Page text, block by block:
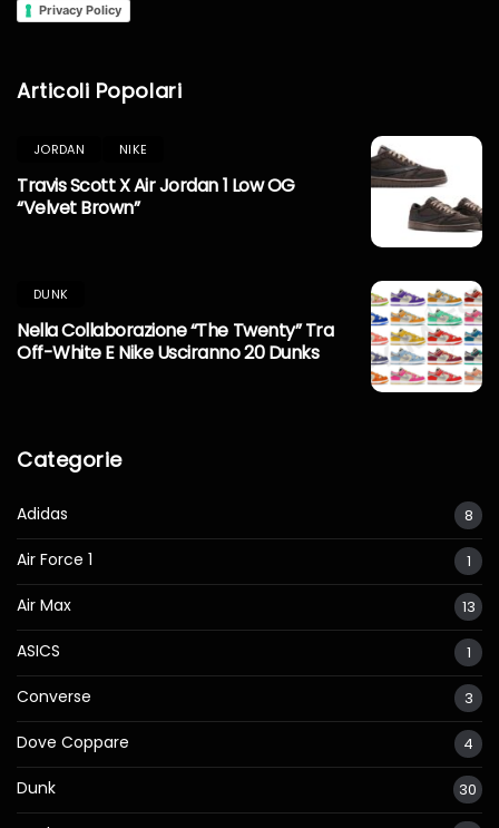
Privacy Policy
Articoli Popolari
JORDAN NIKE
Travis Scott X Air Jordan 1 Low OG
“Velvet Brown”
DUNK
Nella Collaborazione “The Twenty” Tra
Off-White E Nike Usciranno 20 Dunks
Categorie
Adidas 8
Air Force 1 1
Air Max 13
ASICS 1
Converse 3
Dove Coppare 4
Dunk 30